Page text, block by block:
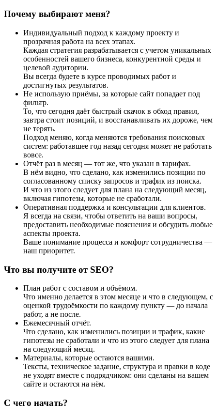
Почему выбирают меня?
Индивидуальный подход к каждому проекту и
прозрачная работа на всех этапах.
Каждая стратегия разрабатывается с учетом уникальных
особенностей вашего бизнеса, конкурентной среды и
целевой аудитории.
Вы всегда будете в курсе проводимых работ и
достигнутых результатов.
Не использую приёмы, за которые сайт попадает под
фильтр.
То, что сегодня даёт быстрый скачок в обход правил,
завтра стоит позиций, и восстанавливать их дороже, чем
не терять.
Подход меняю, когда меняются требования поисковых
систем: работавшее год назад сегодня может не работать
вовсе.
Отчёт раз в месяц — тот же, что указан в тарифах.
В нём видно, что сделано, как изменились позиции по
согласованному списку запросов и трафик из поиска.
И что из этого следует для плана на следующий месяц,
включая гипотезы, которые не сработали.
Оперативная поддержка и консультации для клиентов.
Я всегда на связи, чтобы ответить на ваши вопросы,
предоставить необходимые пояснения и обсудить любые
аспекты проекта.
Ваше понимание процесса и комфорт сотрудничества —
наш приоритет.
Что вы получите от SEO?
План работ с составом и объёмом.
Что именно делается в этом месяце и что в следующем, с
оценкой трудоёмкости по каждому пункту — до начала
работ, а не после.
Ежемесячный отчёт.
Что сделано, как изменились позиции и трафик, какие
гипотезы не сработали и что из этого следует для плана
на следующий месяц.
Материалы, которые остаются вашими.
Тексты, техническое задание, структура и правки в коде
не уходят вместе с подрядчиком: они сделаны на вашем
сайте и остаются на нём.
С чего начать?